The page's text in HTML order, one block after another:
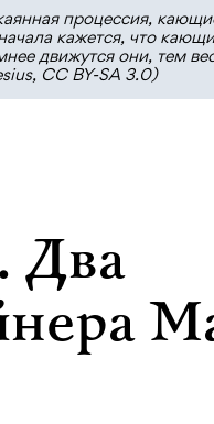
процессия,
кажется, что
движутся они, тем
CC BY-SA 3.0)
Два